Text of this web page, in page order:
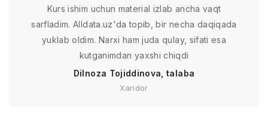
Kurs ishim uchun material izlab ancha vaqt
sarfladim. Alldata.uz'da topib, bir necha daqiqada
yuklab oldim. Narxi ham juda qulay, sifati esa
kutganimdan yaxshi chiqdi
Dilnoza Tojiddinova, talaba
Xaridor